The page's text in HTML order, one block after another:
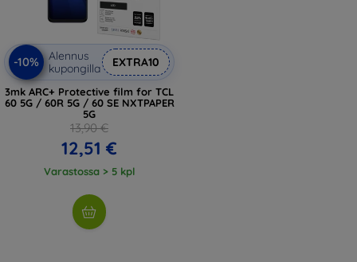
-10%
Alennus
kupongilla
EXTRA10
3mk ARC+ Protective film for TCL
60 5G / 60R 5G / 60 SE NXTPAPER
5G
13,90 €
12,51 €
Varastossa > 5 kpl